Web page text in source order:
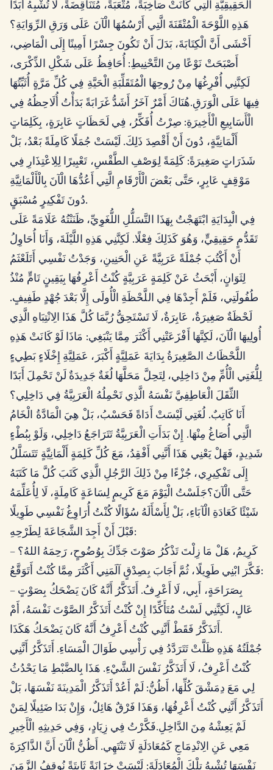
الْحَقِيقِيَّةِ الَّتِي كَانَتْ صَاخِبَةً، مُتْعَبَةً، مُتَنَاقِضَةً، لَا تُشْبِهُ أَبَدًا
هَذِهِ اللَّوْحَةَ الْمُتْقَنَةَ الَّتِي أَرْسُمُهَا الْآنَ عَلَى وَرَقِ الرِّوَايَةِ؟
أَخْشَى أَنَّ الْكِتَابَةَ، بَدَلَ أَنْ تَكُونَ جِسْرًا أَمِينًا إِلَى الْمَاضِي،
أَصْبَحَتْ نَوْعًا مِنَ التَّحْنِيطِ: أُحَافِظُ عَلَى شَكْلِ الذِّكْرَى،
لَكِنَّنِي أُفْرِغُهَا مِنْ رُوحِهَا الْمُتَقَلِّبَةِ الْحَيَّةِ فِي كُلِّ مَرَّةٍ أُثَبِّتُهَا
فِيهَا عَلَى الْوَرَقِ.هُنَاكَ أَمْرٌ آخَرُ أَشَدُّ غَرَابَةً بَدَأْتُ أُلَاحِظُهُ فِي
الْأَسَابِيعِ الْأَخِيرَةِ: صِرْتُ أُفَكِّرُ، فِي لَحَظَاتٍ عَابِرَةٍ، بِكَلِمَاتٍ
أَلْمَانِيَّةٍ، دُونَ أَنْ أَقْصِدَ ذَلِكَ. لَيْسَتْ جُمَلًا كَامِلَةً بَعْدُ، بَلْ
شَذَرَاتٍ صَغِيرَةً: كَلِمَةً لِوَصْفِ الطَّقْسِ، تَعْبِيرًا لِلِاعْتِذَارِ فِي
مَوْقِفٍ عَابِرٍ، حَتَّى بَعْضَ الْأَرْقَامِ الَّتِي أَعُدُّهَا الْآنَ بِالْأَلْمَانِيَّةِ
دُونَ تَفْكِيرٍ مُسْبَقٍ.
فِي الْبِدَايَةِ ابْتَهَجْتُ بِهَذَا التَّسَلُّلِ اللُّغَوِيِّ، ظَنَنْتُهُ عَلَامَةً عَلَى
تَقَدُّمٍ حَقِيقِيٍّ، وَهُوَ كَذَلِكَ فِعْلًا. لَكِنَّنِي هَذِهِ اللَّيْلَةَ، وَأَنَا أُحَاوِلُ
أَنْ أَكْتُبَ جُمْلَةً عَرَبِيَّةً عَنِ الْحَنِينِ، وَجَدْتُ نَفْسِي أَتَلَعْثَمُ
لِثَوَانٍ، أَبْحَثُ عَنْ كَلِمَةٍ عَرَبِيَّةٍ كُنْتُ أَعْرِفُهَا بِيَقِينٍ تَامٍّ مُنْذُ
طُفُولَتِي، فَلَمْ أَجِدْهَا فِي اللَّحْظَةِ الْأُولَى إِلَّا بَعْدَ جُهْدٍ طَفِيفٍ.
لَحْظَةٌ صَغِيرَةٌ، عَابِرَةٌ، لَا تَسْتَحِقُّ رُبَّمَا كُلَّ هَذَا الِانْتِبَاهِ الَّذِي
أُولِيهَا الْآنَ، لَكِنَّهَا أَفْزَعَتْنِي أَكْثَرَ مِمَّا يَنْبَغِي: مَاذَا لَوْ كَانَتْ هَذِهِ
اللَّحْظَاتُ الصَّغِيرَةُ بِدَايَةَ عَمَلِيَّةٍ أَكْبَرَ، عَمَلِيَّةِ إِخْلَاءٍ بَطِيءٍ
لِلُّغَتِي الْأُمِّ مِنْ دَاخِلِي، لِتَحِلَّ مَحَلَّهَا لُغَةٌ جَدِيدَةٌ لَنْ تَحْمِلَ أَبَدًا
الثِّقَلَ الْعَاطِفِيَّ نَفْسَهُ الَّذِي تَحْمِلُهُ الْعَرَبِيَّةُ فِي دَاخِلِي؟
أَنَا كَاتِبٌ. لُغَتِي لَيْسَتْ أَدَاةً فَحَسْبُ، بَلْ هِيَ الْمَادَّةُ الْخَامُ
الَّتِي أُصَاغُ مِنْهَا. إِنْ بَدَأَتِ الْعَرَبِيَّةُ تَتَرَاجَعُ دَاخِلِي، وَلَوْ بِبُطْءٍ
شَدِيدٍ، فَهَلْ يَعْنِي هَذَا أَنَّنِي أَفْقِدُ، مَعَ كُلِّ كَلِمَةٍ أَلْمَانِيَّةٍ تَتَسَلَّلُ
إِلَى تَفْكِيرِي، جُزْءًا مِنْ ذَلِكَ الرَّجُلِ الَّذِي كَتَبَ كُلَّ مَا كَتَبَهُ
حَتَّى الْآنَ؟جَلَسْتُ الْيَوْمَ مَعَ كَرِيمٍ لِسَاعَةٍ كَامِلَةٍ، لَا لِأُعَلِّمَهُ
شَيْئًا كَعَادَةِ الْآبَاءِ، بَلْ لِأَسْأَلَهُ سُؤَالًا كُنْتُ أُرَاوِغُ نَفْسِي طَوِيلًا
قَبْلَ أَنْ أَجِدَ الشَّجَاعَةَ لِطَرْحِهِ:
– كَرِيمُ، هَلْ مَا زِلْتَ تَذْكُرُ صَوْتَ جَدِّكَ بِوُضُوحٍ، رَحِمَهُ اللهُ؟
فَكَّرَ ابْنِي طَوِيلًا، ثُمَّ أَجَابَ بِصِدْقٍ آلَمَنِي أَكْثَرَ مِمَّا كُنْتُ أَتَوَقَّعُ:
– بِصَرَاحَةٍ، أَبِي، لَا أَعْرِفُ. أَتَذَكَّرُ أَنَّهُ كَانَ يَضْحَكُ بِصَوْتٍ
عَالٍ، لَكِنَّنِي لَسْتُ مُتَأَكِّدًا إِنْ كُنْتُ أَتَذَكَّرُ الصَّوْتَ نَفْسَهُ، أَمْ
أَتَذَكَّرُ فَقَطْ أَنَّنِي كُنْتُ أَعْرِفُ أَنَّهُ كَانَ يَضْحَكُ هَكَذَا.
جُمْلَتُهُ هَذِهِ ظَلَّتْ تَتَرَدَّدُ فِي رَأْسِي طَوَالَ الْمَسَاءِ. أَتَذَكَّرُ أَنَّنِي
كُنْتُ أَعْرِفُ، لَا أَتَذَكَّرُ نَفْسَ الشَّيْءِ. هَذَا بِالضَّبْطِ مَا يَحْدُثُ
لِي مَعَ دِمَشْقَ كُلِّهَا، أَظُنُّ: لَمْ أَعُدْ أَتَذَكَّرُ الْمَدِينَةَ نَفْسَهَا، بَلْ
أَتَذَكَّرُ أَنَّنِي كُنْتُ أَعْرِفُهَا، وَهَذَا فَرْقٌ هَائِلٌ، وَإِنْ بَدَا ضَئِيلًا لِمَنْ
لَمْ يَعِشْهُ مِنَ الدَّاخِلِ.فَكَّرْتُ فِي زِيَادٍ، وَفِي حَدِيثِهِ الْأَخِيرِ
مَعِي عَنِ الِانْدِمَاجِ كَمُعَادَلَةٍ لَا تَنْتَهِي. أَظُنُّ الْآنَ أَنَّ الذَّاكِرَةَ
نَفْسَهَا تُشْبِهُ تِلْكَ الْمُعَادَلَةَ: لَيْسَتْ خِزَانَةً ثَابِتَةً نُوقِفُ الزَّمَنَ